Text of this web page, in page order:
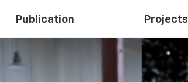
Publication Projects